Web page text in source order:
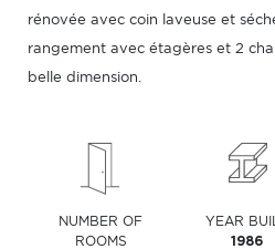
rénovée avec coin laveuse et
rangement avec étagères et 2
belle dimension.
NUMBER OF
ROOMS
YEAR
1986